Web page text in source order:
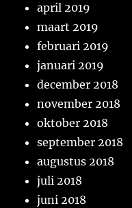
april 2019
maart 2019
februari 2019
januari 2019
december 2018
november 2018
oktober 2018
september 2018
augustus 2018
juli 2018
juni 2018